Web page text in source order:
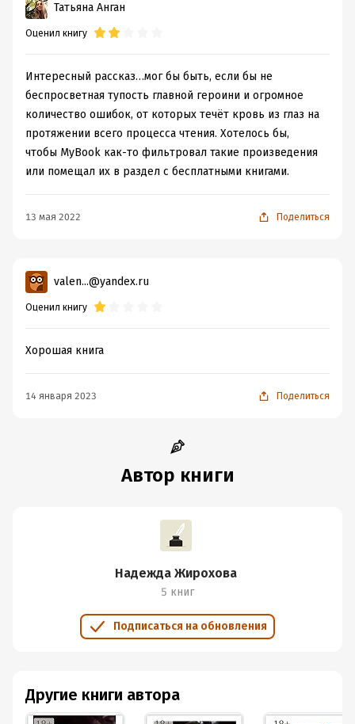
Татьяна Анган
Оценил книгу
Интересный рассказ…мог бы быть, если бы не
беспросветная тупость главной героини и огромное
количество ошибок, от которых течёт кровь из глаз на
протяжении всего процесса чтения. Хотелось бы,
чтобы MyBook как-то фильтровал такие произведения
или помещал их в раздел с бесплатными книгами.
13 мая 2022 Поделиться
valen...@yandex.ru
Оценил книгу
Хорошая книга
14 января 2023 Поделиться
Автор книги
Надежда Жирохова
5 книг
Подписаться на обновления
Другие книги автора